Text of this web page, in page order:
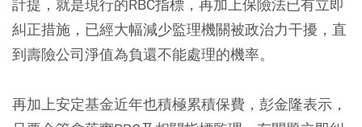
計提，就是現行的RBC指標，再加上保險法已有立即
糾正措施，已經大幅減少監理機關被政治力干擾，直
到壽險公司淨值為負還不能處理的機率。
再加上安定基金近年也積極累積保費，彭金隆表示，